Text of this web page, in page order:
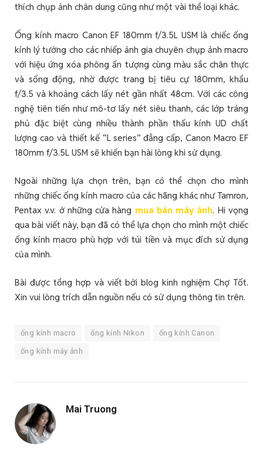
thích chụp ảnh chân dung cũng như một vài thể loại khác.
Ống kính macro Canon EF 180mm f/3.5L USM là chiếc ống
kính lý tưởng cho các nhiếp ảnh gia chuyên chụp ảnh macro
với hiệu ứng xóa phông ấn tượng cùng màu sắc chân thực
và sống động, nhờ được trang bị tiêu cự 180mm, khẩu
f/3.5 và khoảng cách lấy nét gần nhất 48cm. Với các công
nghệ tiên tiến như mô-tơ lấy nét siêu thanh, các lớp tráng
phủ đặc biệt cùng nhiều thành phần thấu kính UD chất
lượng cao và thiết kế “L series” đẳng cấp, Canon Macro EF
180mm f/3.5L USM sẽ khiến bạn hài lòng khi sử dụng.
Ngoài những lựa chọn trên, bạn có thể chọn cho mình
những chiếc ống kính macro của các hãng khác như Tamron,
Pentax v.v. ở những cửa hàng mua bán máy ảnh. Hi vọng
qua bài viết này, bạn đã có thể lựa chọn cho mình một chiếc
ống kính macro phù hợp với túi tiền và mục đích sử dụng
của mình.
Bài được tổng hợp và viết bởi blog kinh nghiệm Chợ Tốt.
Xin vui lòng trích dẫn nguồn nếu có sử dụng thông tin trên.
ống kính macro ống kính Nikon ống kính Canon
ống kính máy ảnh
Mai Truong